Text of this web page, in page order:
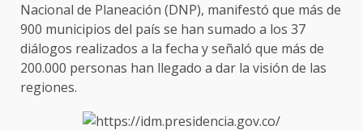
Nacional de Planeación (DNP), manifestó que más de
900 municipios del país se han sumado a los 37
diálogos realizados a la fecha y señaló que más de
200.000 personas han llegado a dar la visión de las
regiones.